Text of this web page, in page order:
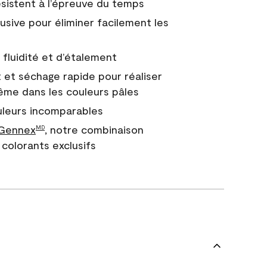
à l’épreuve du temps
pour éliminer facilement les
et d’étalement
séchage rapide pour réaliser
dans les couleurs pâles
incomparables
MD, notre combinaison
exclusifs